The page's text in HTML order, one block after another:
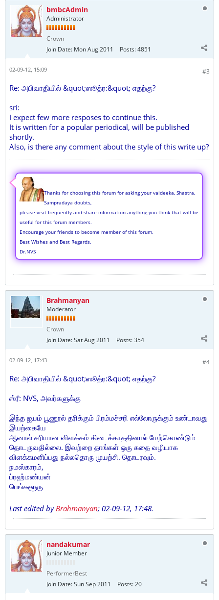
bmbcAdmin
Administrator
Crown
Join Date: Mon Aug 2011 Posts:4851
#3
02-09-12, 15:09
Re: அபிவாதியில் &quot;ஸூத்ர:&quot; எதற்கு?
sri:
I expect few more resposes to continue this.
It is written for a popular periodical, will be published
shortly.
Also, is there any comment about the style of this write up?
Thanks for choosing this forum for asking your vaideeka, Shastra,
Sampradaya doubts,
please visit frequently and share information anything you think that will be
useful for this forum members.
Encourage your friends to become member of this forum.
Best Wishes and Best Regards,
Dr.NVS
Brahmanyan
Moderator
Crown
Join Date:Sat Aug 2011 Posts:354
#4
02-09-12, 17:43
Re: அபிவாதியில் &quot;ஸூத்ர:&quot; எதற்கு?
ஸ்ரீ: NVS, அவர்களுக்கு
இந்த ஐயம் பூணூல் தரிக்கும் பிரம்மச்சரி எல்லோருக்கும் உண்டாவது
இயற்கையே
ஆனால் சரியான விளக்கம் கிடைக்காததினால் மேற்கொண்டும்
தொடருவதில்லை. இவற்றை தாங்கள் ஒரு கதை வழியாக
விளக்கமளிப்பது நல்லதொரு முயற்சி. தொடரவும்.
நமஸ்காரம்,
ப்ரஹ்மண்யன்
பெங்களூரு
Last edited byBrahmanyan; 02-09-12, 17:48.
nandakumar
Junior Member
PerformerBest
Join Date:Sun Sep 2011 Posts:20